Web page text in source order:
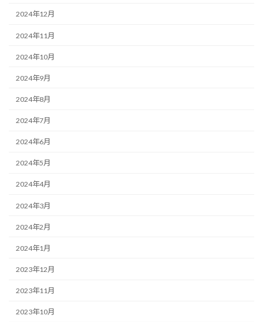
2024年12月
2024年11月
2024年10月
2024年9月
2024年8月
2024年7月
2024年6月
2024年5月
2024年4月
2024年3月
2024年2月
2024年1月
2023年12月
2023年11月
2023年10月